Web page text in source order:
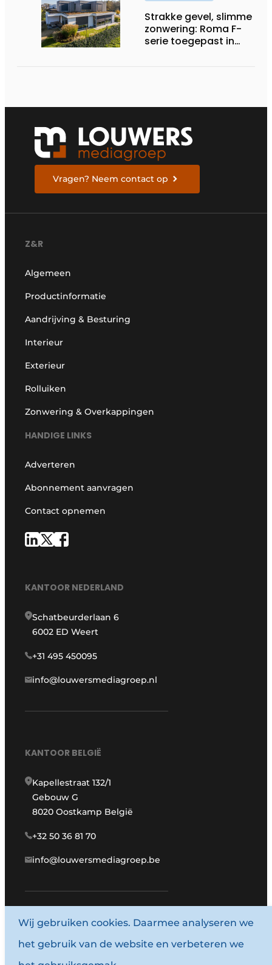
Strakke gevel, slimme
zonwering: Roma F-
serie toegepast in
Vragen? Neem contact op
Z&R
Algemeen
Productinformatie
Aandrijving & Besturing
Interieur
Exterieur
Rolluiken
Zonwering & Overkappingen
HANDIGE LINKS
Adverteren
Abonnement aanvragen
Contact opnemen
KANTOOR NEDERLAND
Schatbeurderlaan 6
6002 ED Weert
+31 495 450095
info@louwersmediagroep.nl
KANTOOR BELGIË
Kapellestraat 132/1
Gebouw G
8020 Oostkamp België
+32 50 36 81 70
info@louwersmediagroep.be
www.louwersmediagroep.com
© 1987 - 2026 Louwersmediagroep.
Wij gebruiken cookies. Daarmee analyseren we
het gebruik van de website en verbeteren we